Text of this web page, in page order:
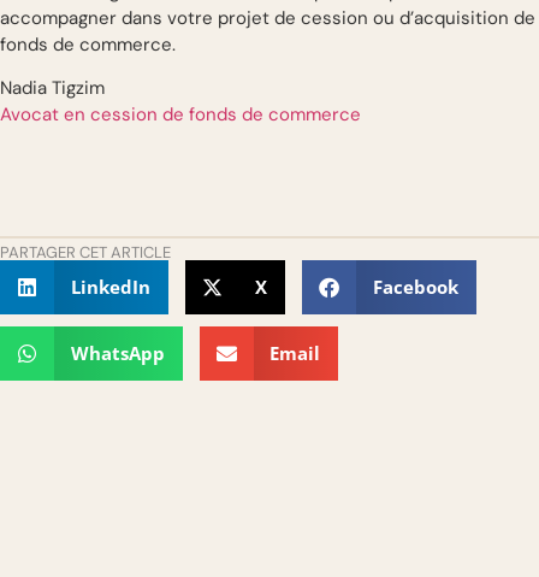
accompagner dans votre projet de cession ou d’acquisition de
fonds de commerce.
Nadia Tigzim
Avocat en cession de fonds de commerce
PARTAGER CET ARTICLE
LinkedIn X Facebook
WhatsApp Email